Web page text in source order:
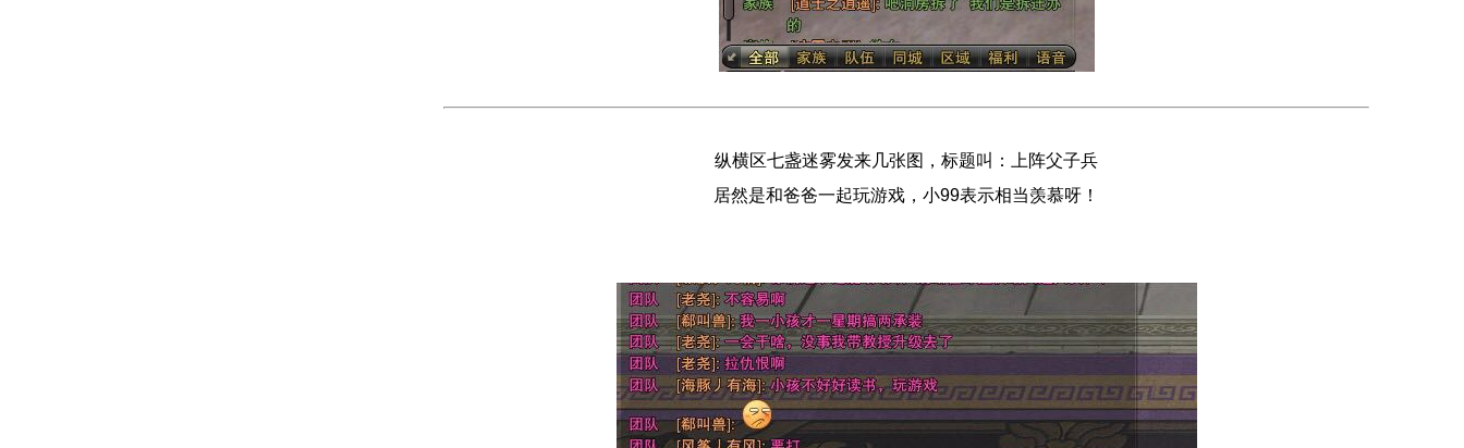
纵横区七盏迷雾发来几张图，标题叫：上阵父子兵
居然是和爸爸一起玩游戏，小99表示相当羡慕呀！